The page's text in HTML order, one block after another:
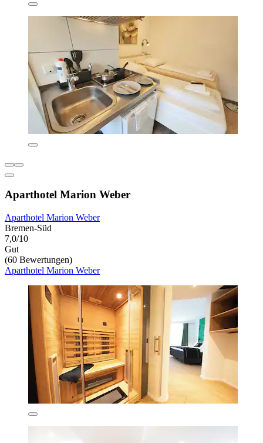
Aparthotel Marion Weber
Aparthotel Marion Weber
Bremen-Süd
7,0/10
Gut
(60 Bewertungen)
Aparthotel Marion Weber